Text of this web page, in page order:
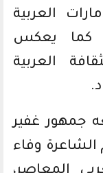
العربية
كما يعكس
العربية
جمهور غفير
الشاعرة وفاء